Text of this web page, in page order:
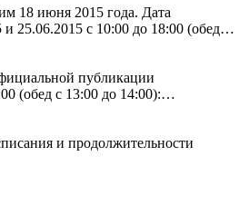
18 июня 2015 года. Дата
и 25.06.2015 с 10:00 до 18:00 (обед…
публикации
(обед с 13:00 до 14:00):…
и продолжительности